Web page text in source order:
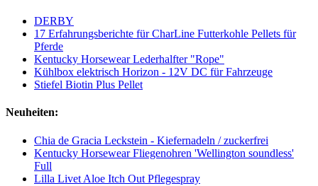
DERBY
17 Erfahrungsberichte für CharLine Futterkohle Pellets für
Pferde
Kentucky Horsewear Lederhalfter "Rope"
Kühlbox elektrisch Horizon - 12V DC für Fahrzeuge
Stiefel Biotin Plus Pellet
Neuheiten:
Chia de Gracia Leckstein - Kiefernadeln / zuckerfrei
Kentucky Horsewear Fliegenohren 'Wellington soundless'
Full
Lilla Livet Aloe Itch Out Pflegespray